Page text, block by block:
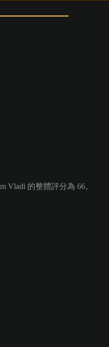
Vladi 的整體評分為 66。